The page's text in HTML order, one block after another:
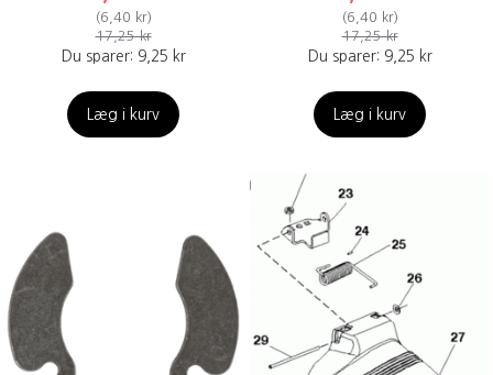
(6,40 kr)
17,25 kr
Du sparer: 9,25 kr
Læg i kurv
(6,40 kr)
17,25 kr
Du sparer: 9,25 kr
Læg i kurv